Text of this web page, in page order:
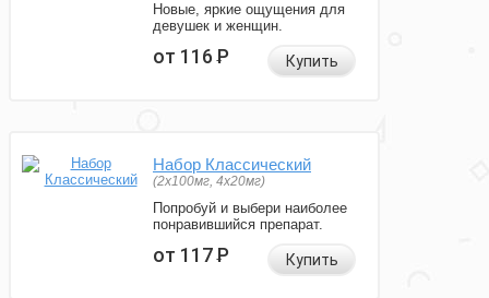
Новые, яркие ощущения для
девушек и женщин.
от 116Р Купить
Набор Классический
(2x100мг, 4x20мг)
Попробуй и выбери наиболее
понравившийся препарат.
от 117Р Купить